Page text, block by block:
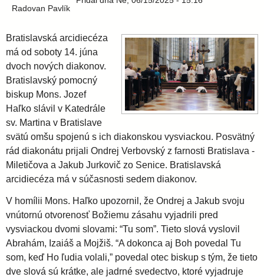
a
v
s
k
á
a
r
c
i
Radovan Pavlík
Bratislavská arcidiecéza
má od soboty 14. júna
dvoch nových diakonov.
Bratislavský pomocný
biskup Mons. Jozef
Haľko slávil v Katedrále
sv. Martina v Bratislave
svätú omšu spojenú s ich diakonskou vysviackou. Posvätný
rád diakonátu prijali Ondrej Verbovský z farnosti Bratislava -
Miletičova a Jakub Jurkovič zo Senice. Bratislavská
arcidiecéza má v súčasnosti sedem diakonov.
V homílii Mons. Haľko upozornil, že Ondrej a Jakub svoju
vnútornú otvorenosť Božiemu zásahu vyjadrili pred
vysviackou dvomi slovami: “Tu som”. Tieto slová vyslovil
Abrahám, Izaiáš a Mojžiš. “A dokonca aj Boh povedal Tu
som, keď Ho ľudia volali,” povedal otec biskup s tým, že tieto
dve slová sú krátke, ale jadrné svedectvo, ktoré vyjadruje